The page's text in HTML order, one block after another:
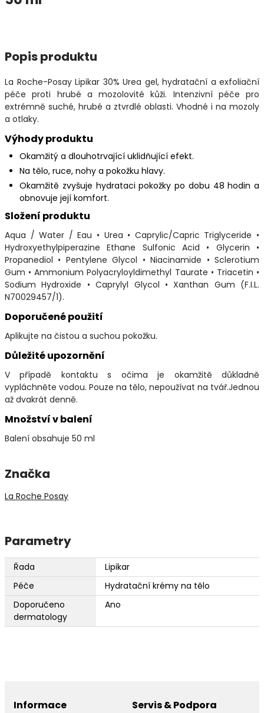
Popis produktu
La Roche-Posay Lipikar 30% Urea gel, hydratační a exfoliační
péče proti hrubé a mozolovité kůži. Intenzivní péče pro
extrémně suché, hrubé a ztvrdlé oblasti. Vhodné i na mozoly
a otlaky.
Výhody produktu
Okamžitý a dlouhotrvající uklidňující efekt.
Na tělo, ruce, nohy a pokožku hlavy.
Okamžitě zvyšuje hydrataci pokožky po dobu 48 hodin a
obnovuje její komfort.
Složení produktu
Aqua / Water / Eau • Urea • Caprylic/Capric Triglyceride •
Hydroxyethylpiperazine Ethane Sulfonic Acid • Glycerin •
Propanediol • Pentylene Glycol • Niacinamide • Sclerotium
Gum • Ammonium Polyacryloyldimethyl Taurate • Triacetin •
Sodium Hydroxide • Caprylyl Glycol • Xanthan Gum (F.I.L.
N70029457/1).
Doporučené použití
Aplikujte na čistou a suchou pokožku.
Důležité upozornění
V případě kontaktu s očima je okamžitě důkladně
vypláchněte vodou. Pouze na tělo, nepoužívat na tvář.Jednou
až dvakrát denně.
Množství v balení
Balení obsahuje 50 ml
Značka
La Roche Posay
Parametry
Řada
Lipikar
Péče
Hydratační krémy na tělo
Doporučeno
dermatology
Ano
Informace Servis & Podpora